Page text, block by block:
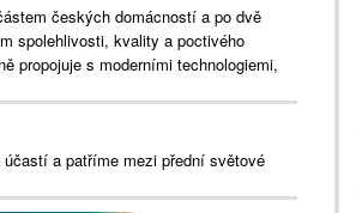
českých domácností a po dvě
spolehlivosti, kvality a poctivého
propojuje s moderními technologiemi,
a patříme mezi přední světové